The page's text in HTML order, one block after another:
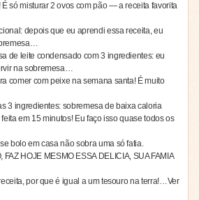
É só misturar 2 ovos com pão — a receita favorita
depois que eu aprendi essa receita, eu
de leite condensado com 3 ingredientes: eu
na sobremesa…
comer com peixe na semana santa! É muito
3 ingredientes: sobremesa de baixa caloria
em 15 minutos! Eu faço isso quase todos os
bolo em casa não sobra uma só fatia.
FAZ HOJE MESMO ESSA DELICIA, SUA FAMIA
por que é igual a um tesouro na terra!…Ver